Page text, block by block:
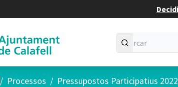
principal
/ Processos / Pressupostos Participatius 2022